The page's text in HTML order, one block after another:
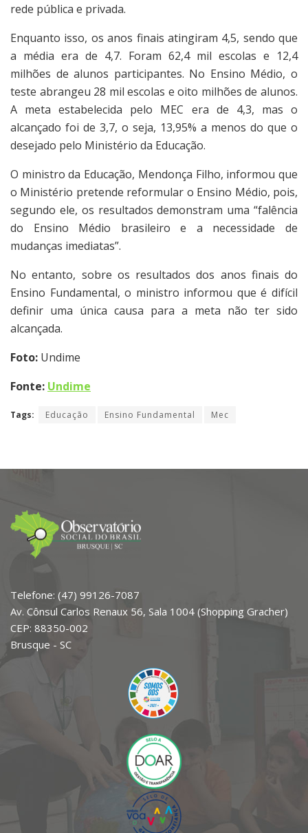
rede pública e privada.
Enquanto isso, os anos finais atingiram 4,5, sendo que
a média era de 4,7. Foram 62,4 mil escolas e 12,4
milhões de alunos participantes. No Ensino Médio, o
teste abrangeu 28 mil escolas e oito milhões de alunos.
A meta estabelecida pelo MEC era de 4,3, mas o
alcançado foi de 3,7, o seja, 13,95% a menos do que o
desejado pelo Ministério da Educação.
O ministro da Educação, Mendonça Filho, informou que
o Ministério pretende reformular o Ensino Médio, pois,
segundo ele, os resultados demonstram uma “falência
do Ensino Médio brasileiro e a necessidade de
mudanças imediatas”.
No entanto, sobre os resultados dos anos finais do
Ensino Fundamental, o ministro informou que é difícil
definir uma única causa para a meta não ter sido
alcançada.
Foto: Undime
Fonte: Undime
Tags: Educação Ensino Fundamental Mec
Telefone: (47) 99126-7087
Av. Cônsul Carlos Renaux 56, Sala 1004 (Shopping Gracher)
CEP: 88350-002
Brusque - SC